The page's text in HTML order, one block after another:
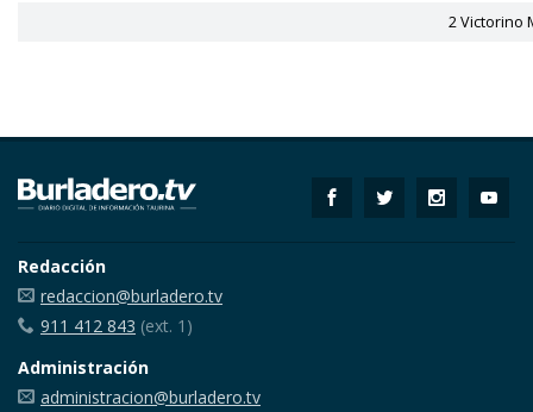
2 Victorino
Redacción
redaccion@burladero.tv
911 412 843 (ext. 1)
Administración
administracion@burladero.tv